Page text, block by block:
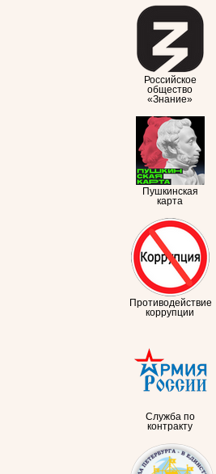
Российское
общество
«Знание»
Пушкинская
карта
Противодействие
коррупции
Служба по
контракту